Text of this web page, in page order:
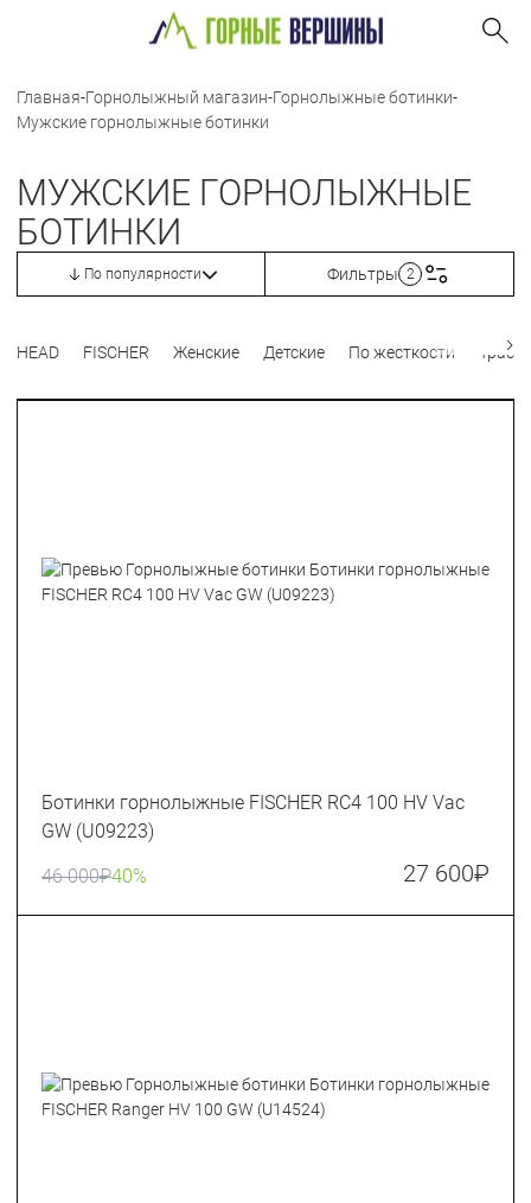
Главная-Горнолыжный магазин-Горнолыжные ботинки-
Мужские горнолыжные ботинки
МУЖСКИЕ ГОРНОЛЫЖНЫЕ
БОТИНКИ
По популярности Фильтры 2
HEAD FISCHER Женские Детские По жесткости
Ботинки горнолыжные FISCHER RC4 100 HV Vac
GW (U09223)
46 000₽40% 27 600₽